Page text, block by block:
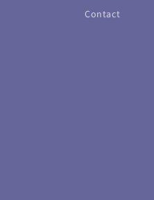
Contact